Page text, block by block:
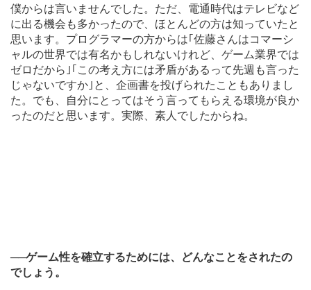
僕からは言いませんでした。ただ、電通時代はテレビなど
に出る機会も多かったので、ほとんどの方は知っていたと
思います。プログラマーの方からは｢佐藤さんはコマーシ
ャルの世界では有名かもしれないけれど、ゲーム業界では
ゼロだから｣｢この考え方には矛盾があるって先週も言った
じゃないですか｣と、企画書を投げられたこともありまし
た。でも、自分にとってはそう言ってもらえる環境が良か
ったのだと思います。実際、素人でしたからね。
──ゲーム性を確立するためには、どんなことをされたの
でしょう。